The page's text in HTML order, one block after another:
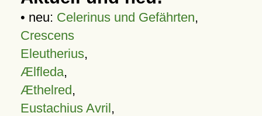
• neu: Celerinus und Gefährten,
Crescens
Eleutherius,
Ælfleda,
Æthelred,
Eustachius Avril,